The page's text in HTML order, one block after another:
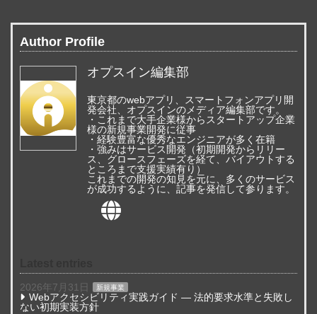
Author Profile
オプスイン編集部
東京都のwebアプリ、スマートフォンアプリ開
発会社、オプスインのメディア編集部です。
・これまで大手企業様からスタートアップ企業
様の新規事業開発に従事
・経験豊富な優秀なエンジニアが多く在籍
・強みはサービス開発（初期開発からリリー
ス、グロースフェーズを経て、バイアウトする
ところまで支援実績有り）
これまでの開発の知見を元に、多くのサービス
が成功するように、記事を発信して参ります。
2026年7月31日 新規事業
Webアクセシビリティ実践ガイド — 法的要求水準と失敗し
ない初期実装方針